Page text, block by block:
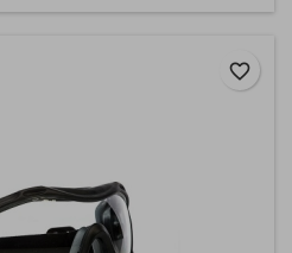
favorite_border